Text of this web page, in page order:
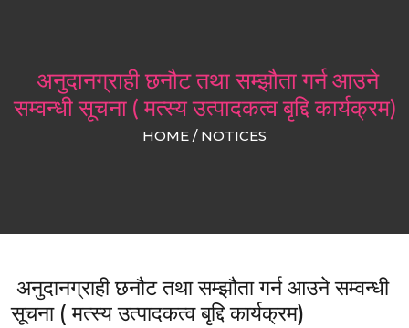
अनुदानग्राही छनौट तथा सम्झौता गर्न आउने
सम्वन्धी सूचना ( मत्स्य उत्पादकत्व बृद्दि कार्यक्रम)
HOME / NOTICES
अनुदानग्राही छनौट तथा सम्झौता गर्न आउने सम्वन्धी
सूचना ( मत्स्य उत्पादकत्व बृद्दि कार्यक्रम)